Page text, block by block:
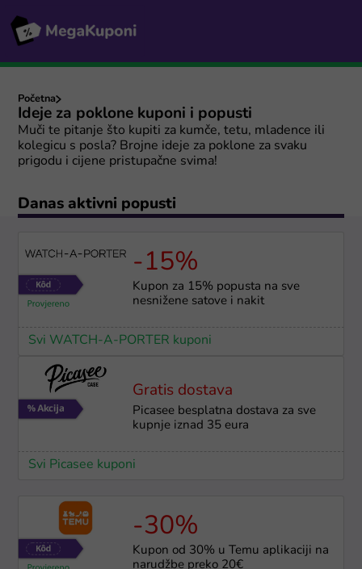
Početna
Ideje za poklone kuponi i popusti
Muči te pitanje što kupiti za kumče, tetu, mladence ili
kolegicu s posla? Brojne ideje za poklone za svaku
prigodu i cijene pristupačne svima!
Danas aktivni popusti
-15%
Kupon za 15% popusta na sve
nesnižene satove i nakit
Svi WATCH-A-PORTER kuponi
Gratis dostava
Picasee besplatna dostava za sve
kupnje iznad 35 eura
Svi Picasee kuponi
-30%
Kupon od 30% u Temu aplikaciji na
narudžbe preko 20€